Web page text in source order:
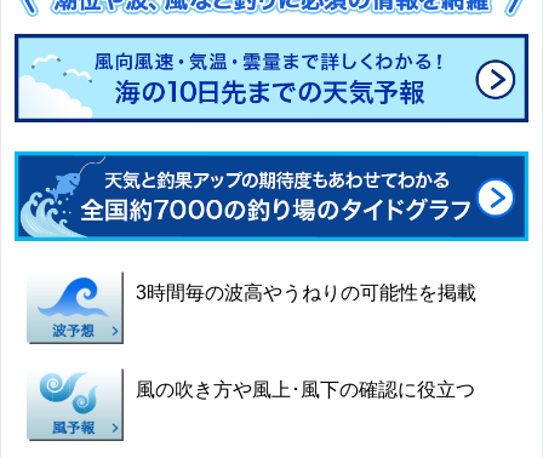
3時間毎の波高やうねりの可能性を掲載
風の吹き方や風上･風下の確認に役立つ